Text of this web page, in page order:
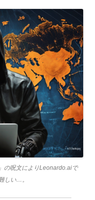
の呪文によりLeonardo.aiで
しい…。